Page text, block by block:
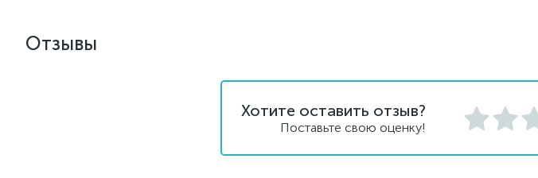
Отзывы
Хотите оставить отзыв?
Поставьте свою оценку!